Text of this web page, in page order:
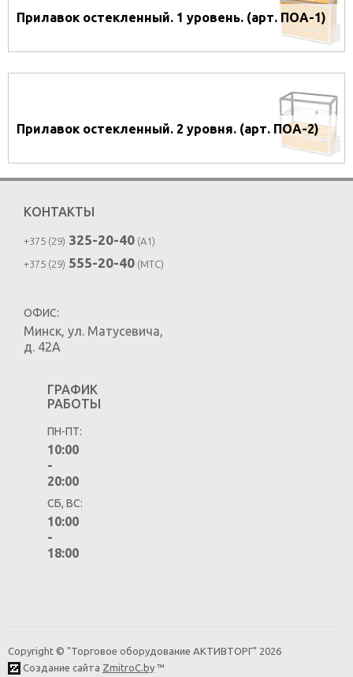
Прилавок остекленный. 1 уровень. (арт. ПОА-1)
Прилавок остекленный. 2 уровня. (арт. ПОА-2)
КОНТАКТЫ
+375 (29) 325-20-40 (A1)
+375 (29) 555-20-40 (MTC)
ОФИС:
Минск, ул. Матусевича,
д. 42А
ГРАФИК
РАБОТЫ
ПН-ПТ:
10:00
-
20:00
СБ, ВС:
10:00
-
18:00
Copyright © "Торговое оборудование АКТИВТОРГ" 2026
Создание сайта ZmitroC.by ™